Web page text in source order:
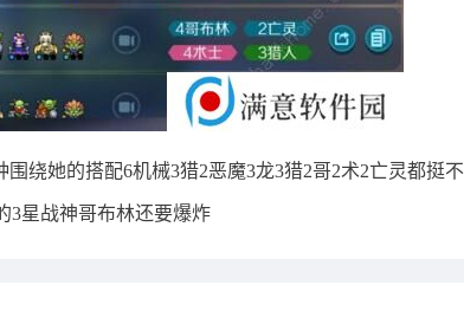
绕她的搭配6机械3猎2恶魔3龙3猎2哥2术2亡灵都挺不
3星战神哥布林还要爆炸